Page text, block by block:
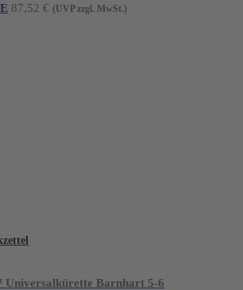
87,52 € (UVP zzgl. MwSt.)
Universalkürette Barnhart 5-6